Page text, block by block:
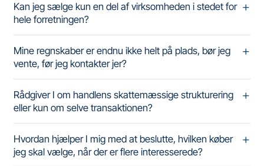
Kan jeg sælge kun en del af virksomheden i stedet for
hele forretningen?
Mine regnskaber er endnu ikke helt på plads, bør jeg
vente, før jeg kontakter jer?
Rådgiver I om handlens skattemæssige strukturering
eller kun om selve transaktionen?
Hvordan hjælper I mig med at beslutte, hvilken køber
jeg skal vælge, når der er flere interesserede?